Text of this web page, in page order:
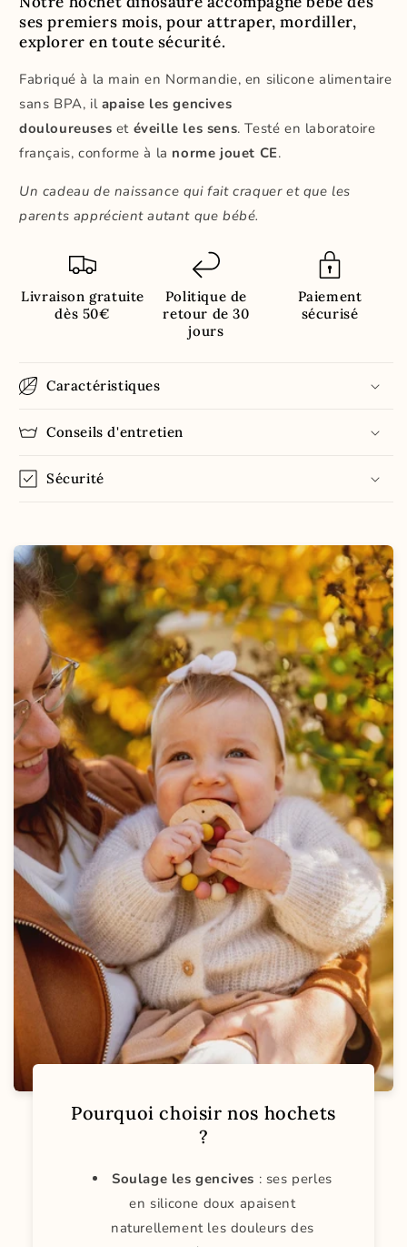
ses premiers mois, pour attraper, mordiller,
explorer en toute sécurité.
Fabriqué à la main en Normandie, en silicone alimentaire
sans BPA, il apaise les gencives
douloureuses et éveille les sens. Testé en laboratoire
français, conforme à la norme jouet CE.
Un cadeau de naissance qui fait craquer et que les
parents apprécient autant que bébé.
Livraison gratuite
dès 50€
Politique de
retour de 30
jours
Paiement
sécurisé
Caractéristiques
Conseils d'entretien
Sécurité
Pourquoi choisir nos hochets
?
Soulage les gencives : ses perles
en silicone doux apaisent
naturellement les douleurs des